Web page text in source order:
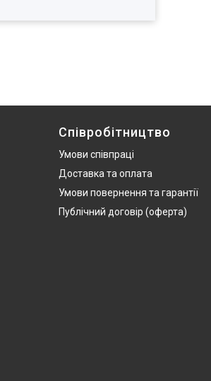
Співробітництво
Умови співпраці
Доставка та оплата
Умови повернення та гарантії
Публічний договір (оферта)